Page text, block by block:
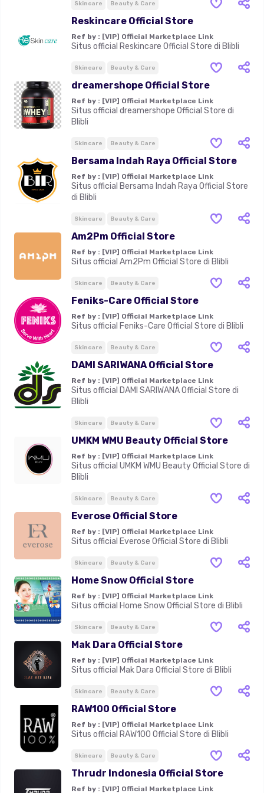
Fashion Blogger)
Skincare Beauty & Care
Reskincare Official Store
Ref by : [VIP] Official Marketplace Link
Situs official Reskincare Official Store di Blibli
Skincare Beauty & Care
dreamershope Official Store
Ref by : [VIP] Official Marketplace Link
Situs official dreamershope Official Store di
Blibli
Skincare Beauty & Care
Bersama Indah Raya Official Store
Ref by : [VIP] Official Marketplace Link
Situs official Bersama Indah Raya Official Store
di Blibli
Skincare Beauty & Care
Am2Pm Official Store
Ref by : [VIP] Official Marketplace Link
Situs official Am2Pm Official Store di Blibli
Skincare Beauty & Care
Feniks-Care Official Store
Ref by : [VIP] Official Marketplace Link
Situs official Feniks-Care Official Store di Blibli
Skincare Beauty & Care
DAMI SARIWANA Official Store
Ref by : [VIP] Official Marketplace Link
Situs official DAMI SARIWANA Official Store di
Blibli
Skincare Beauty & Care
UMKM WMU Beauty Official Store
Ref by : [VIP] Official Marketplace Link
Situs official UMKM WMU Beauty Official Store di
Blibli
Skincare Beauty & Care
Everose Official Store
Ref by : [VIP] Official Marketplace Link
Situs official Everose Official Store di Blibli
Skincare Beauty & Care
Home Snow Official Store
Ref by : [VIP] Official Marketplace Link
Situs official Home Snow Official Store di Blibli
Skincare Beauty & Care
Mak Dara Official Store
Ref by : [VIP] Official Marketplace Link
Situs official Mak Dara Official Store di Blibli
Skincare Beauty & Care
RAW100 Official Store
Ref by : [VIP] Official Marketplace Link
Situs official RAW100 Official Store di Blibli
Skincare Beauty & Care
Thrudr Indonesia Official Store
Ref by : [VIP] Official Marketplace Link